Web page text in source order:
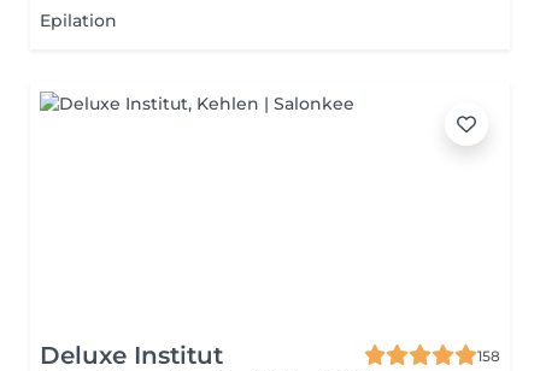
Epilation
Deluxe Institut
158